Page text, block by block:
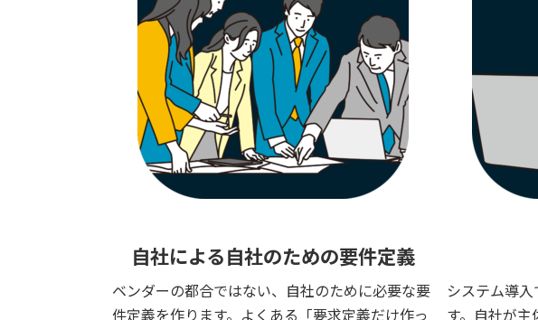
自社による自社のための要件定義
ベンダーの都合ではない、自社のために必要な要
件定義を作ります。よくある「要求定義だけ作っ
システム導
す。自社が